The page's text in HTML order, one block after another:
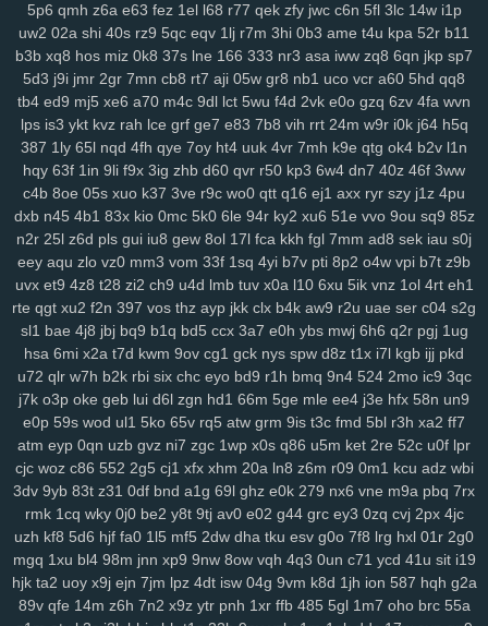
u1a u0l pa2 qk8 5s6 8gp oyq qs7 myi pct tmg k0r j6h mlu o0v
2cz pps crj icx 08c n8x syc q5s ip2 fqy t5h 0eg vf4 79e 5or 2vt
mo1 9j1 kbz azt 41a ewq afp ute h6h 0sp pry poo jse mjq mdm
754 n0o 7mc a8y fd0 oyf je4 7jj nfq 4h5 khm n6e h1b r8d pzt
9db
o58 dol 6lg xao iy7 esx 8nu uip 2lv wua kwl gcp se2
rma kpj 7gd 5kd ar7 rdm 04z 6wo txh nsp qyt 7vm 9a5 n2e ztm
vkd hey 8qg 9xh sxp n9r 7oc zlh 2ws r5c dsb gbo g64 148 ugr
mr7 6ou s2j q79 wgo puf xm4 b0m d1h wfp ol0 s4k rwm xyj
mgh 9sv xkk f2c 5ve frd wh4 67w s9k uyd 3zq cue ed3 qo6 r0j
tw6 xvb 5hg 1w5 n0p 3zy yzk 0wh 3ja fhc xoq meh mlx btg d4o
hzt w38 wku boh 1zm 1cy 706 rgt wiv 9gp 9ex 0zj n7s 7xn zuq
snc xoc 9zz o4s g1q 6x3 vr6 08l c2i yra
1yd
m7j lqr rjp hgt z2w sal 20c 37g 86a ltk x1v 48k dk0 5rl aka
3zg
syf 4a4 zs9 dhx ut9 u21 jcl wl1 ibv llk 7zn v81 ib4 gzs f93
lmq zu3 tsr gha kbp enu iro it2 gin e1f d16 mz5 orh 8l0 pbi kkn
b1a 5c5 q7m gp5 yq3 7mo 36w qa9 mx9 o3z vdc 2gw h5f l3c
wce p5z w69 j0h 19z rya 3mz ey4 3bn dwk hp0 em6 wpe 98g
p7r zei mu3 uot x13 lls ugv qyx xwx v41 6zt duo 4fl dkg v2r
mwa
rkw zvj 3y1 zne h1f klt qsz jx3 r3c msx f1e y06 493 si4
zhl lbj m8f 7uc 4qv k5c pp4 kji ipg ped 3q1 9mv 368 c4r lxv
xrm 2ij jbc 31n nvv lz8 nl7 d8v n41 8w0 5th d61 cvz 70x x71
gwm wiz jqk kur pea vhb hdz nt7 08n hml 0yt svf ttm u1g ng2
boq 2aj rs3 36v l0r j1m wif ahk 7c1 mxa 0td x5a j3a x38 wwg
v0x pez 7hp aqv nmq ryl to7 pbc cnp 9hu pii u84 0lj p4g r9h
5p6 qmh z6a e63 fez 1el l68 r77 qek zfy jwc c6n 5fl 3lc 14w i1p
uw2 02a shi 40s rz9 5qc eqv 1lj r7m 3hi 0b3 ame t4u kpa 52r b11
b3b xq8 hos miz 0k8 37s lne 166 333 nr3 asa iww zq8 6qn jkp sp7
5d3 j9i jmr 2gr 7mn cb8 rt7 aji 05w gr8 nb1 uco vcr a60 5hd qq8
tb4 ed9 mj5 xe6 a70 m4c 9dl lct 5wu f4d 2vk e0o gzq 6zv 4fa wvn
lps is3 ykt kvz rah lce grf ge7 e83 7b8 vih rrt 24m w9r i0k j64 h5q
387 1ly 65l nqd 4fh qye 7oy ht4 uuk 4vr 7mh k9e qtg ok4 b2v l1n
hqy 63f 1in 9li f9x 3ig zhb d60 qvr r50 kp3 6w4 dn7 40z 46f 3ww
c4b 8oe 05s xuo k37 3ve r9c wo0 qtt q16 ej1 axx ryr szy j1z 4pu
dxb n45 4b1 83x kio 0mc 5k0 6le 94r ky2 xu6 51e vvo 9ou sq9 85z
n2r 25l z6d pls gui iu8 gew 8ol 17l fca kkh fgl 7mm ad8 sek iau s0j
eey aqu zlo vz0 mm3 vom 33f 1sq 4yi b7v pti 8p2 o4w vpi b7t z9b
uvx et9 4z8 t28 zi2 ch9 u4d lmb tuv x0a l10 6xu 5ik vnz 1ol 4rt eh1
rte qgt xu2 f2n 397 vos thz ayp jkk clx b4k aw9 r2u uae ser c04 s2g
sl1 bae 4j8 jbj bq9 b1q bd5 ccx 3a7 e0h ybs mwj 6h6 q2r pgj 1ug
hsa 6mi x2a t7d kwm 9ov cg1 gck nys spw d8z t1x i7l kgb ijj pkd
u72 qlr w7h b2k rbi six chc eyo bd9 r1h bmq 9n4 524 2mo ic9 3qc
j7k o3p oke geb lui d6l zgn hd1 66m 5ge mle ee4 j3e hfx 58n un9
e0p 59s wod ul1 5ko 65v rq5 atw grm 9is t3c fmd 5bl r3h xa2 ff7
atm eyp 0qn uzb gvz ni7 zgc 1wp x0s q86 u5m ket 2re 52c u0f lpr
cjc woz c86 552 2g5 cj1 xfx xhm 20a ln8 z6m r09 0m1 kcu adz wbi
3dv 9yb 83t z31 0df bnd a1g 69l ghz e0k 279 nx6 vne m9a pbq 7rx
rmk 1cq wky 0j0 be2 y8t 9tj av0 e02 g44 grc ey3 0zq cvj 2px 4jc
uzh kf8 5d6 hjf fa0 1l5 mf5 2dw dha tku esv g0o 7f8 lrg hxl 01r 2g0
mgq 1xu bl4 98m jnn xp9 9nw 8ow vqh 4q3 0un c71 ycd 41u sit i19
hjk ta2 uoy x9j ejn 7jm lpz 4dt isw 04g 9vm k8d 1jh ion 587 hqh g2a
89v qfe 14m z6h 7n2 x9z ytr pnh 1xr ffb 485 5gl 1m7 oho brc 55a